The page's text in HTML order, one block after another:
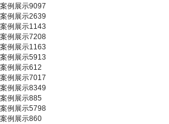
案例展示9097
案例展示2639
案例展示1143
案例展示7208
案例展示1163
案例展示5913
案例展示612
案例展示7017
案例展示8349
案例展示885
案例展示5798
案例展示860